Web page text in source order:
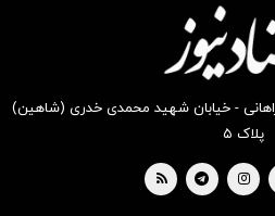
بخر !
- خیابان شهید محمدی خدری (شاهین)
پلاک ۵